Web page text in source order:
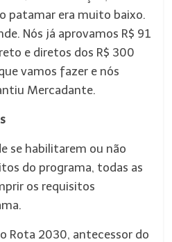
patamar era muito baixo.
Nós já aprovamos R$ 91
e diretos dos R$ 300
vamos fazer e nós
Mercadante.
se habilitarem ou não
do programa, todas as
os requisitos
Rota 2030, antecessor do